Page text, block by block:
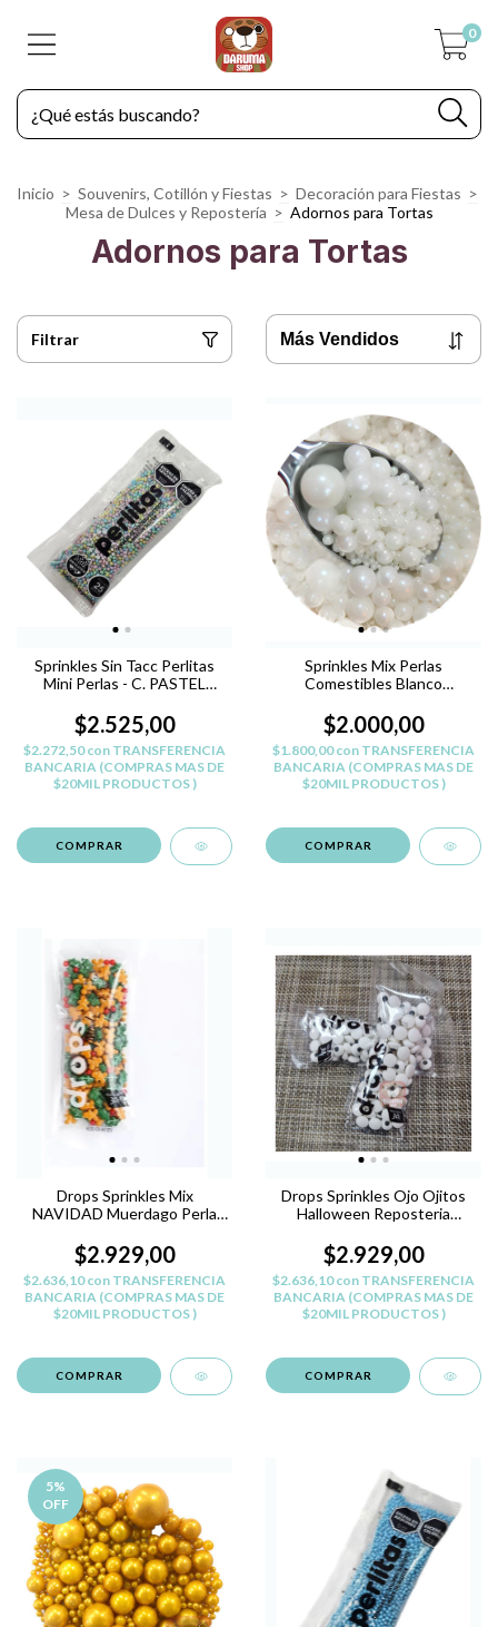
0
Inicio > Souvenirs, Cotillón y Fiestas > Decoración para Fiestas >
Mesa de Dulces y Repostería > Adornos para Tortas
Adornos para Tortas
Filtrar
Sprinkles Sin Tacc Perlitas
Mini Perlas - C. PASTEL
TACC
$2.525,00
$2.272,50con TRANSFERENCIA
BANCARIA (COMPRAS MAS DE
$20MIL PRODUCTOS )
Sprinkles Mix Perlas
Comestibles Blanco
$2.000,00
$1.800,00con TRANSFERENCIA
BANCARIA (COMPRAS MAS DE
$20MIL PRODUCTOS )
Drops Sprinkles Mix
NAVIDAD Muerdago Perla
$2.929,00
$2.636,10con TRANSFERENCIA
BANCARIA (COMPRAS MAS DE
$20MIL PRODUCTOS )
Drops Sprinkles Ojo Ojitos
Halloween Reposteria
$2.929,00
$2.636,10con TRANSFERENCIA
BANCARIA (COMPRAS MAS DE
$20MIL PRODUCTOS )
5%
OFF